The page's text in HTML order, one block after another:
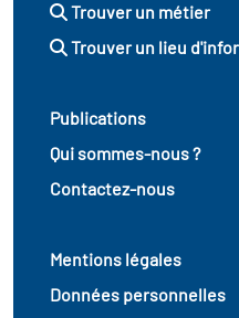
Trouver un métier
Trouver un lieu
Publications
Qui sommes-nous ?
Contactez-nous
Mentions légales
Données personnelles